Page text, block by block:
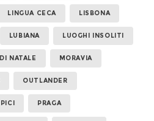
LINGUA CECA LISBONA
LUBIANA LUOGHI INSOLITI
NATALE MORAVIA
OUTLANDER
PRAGA